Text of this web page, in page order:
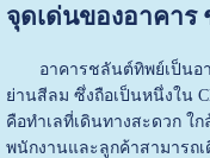
จุดเด่นของอาคา
อาคารชลันต์ทิพย์เป็นอา
ย่านสีลม ซึ่งถือเป็นหนึ่งใน
คือทำเลที่เดินทางสะดวก ใ
พนักงานและลูกค้าสามารถ